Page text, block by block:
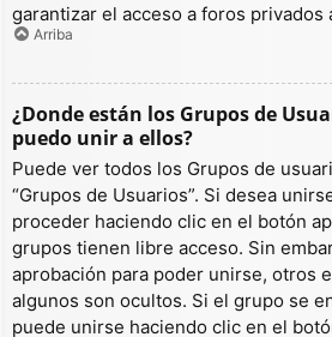
garantizar el acceso a foros privados
Arriba
¿Donde están los Grupos de
puedo unir a ellos?
Puede ver todos los Grupos de
“Grupos de Usuarios”. Si desea
proceder haciendo clic en el botón
grupos tienen libre acceso. Sin
aprobación para poder unirse, otros
algunos son ocultos. Si el grupo se
puede unirse haciendo clic en el